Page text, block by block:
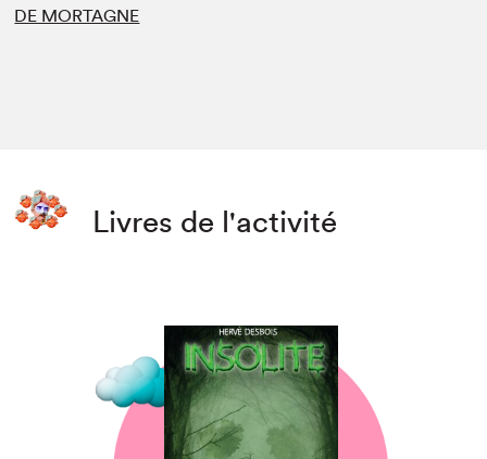
DE MORTAGNE
Livres de l'activité